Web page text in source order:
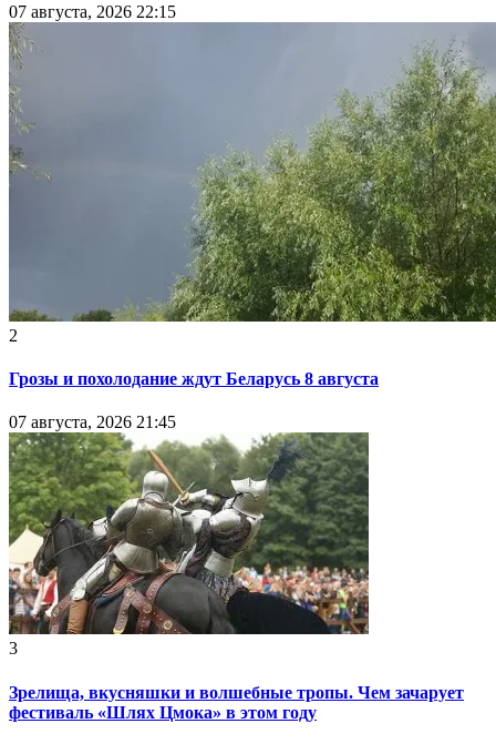
07 августа, 2026 22:15
2
Грозы и похолодание ждут Беларусь 8 августа
07 августа, 2026 21:45
3
Зрелища, вкусняшки и волшебные тропы. Чем зачарует
фестиваль «Шлях Цмока» в этом году